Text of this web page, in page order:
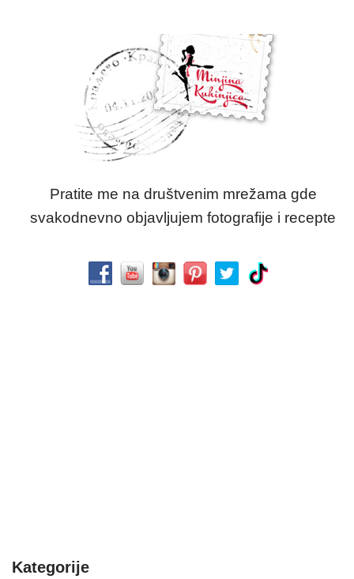
Pratite me na društvenim mrežama gde
svakodnevno objavljujem fotografije i recepte
Kategorije